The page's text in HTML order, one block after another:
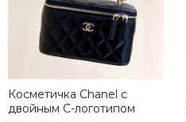
Косметичка Chanel с
двойным C-логотипом